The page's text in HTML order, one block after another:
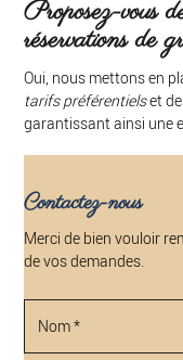
Proposez-vous
réservations de
Oui, nous mettons en
tarifs préférentielset
garantissant ainsi une
Contactez-nous
Merci de bien vouloir
de vos demandes.